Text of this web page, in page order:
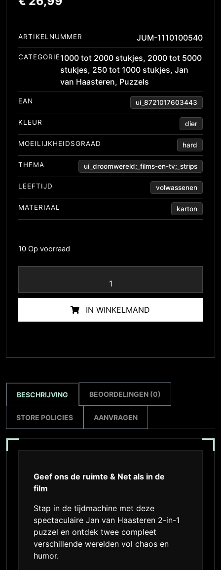
ARTIKELNUMMER JUM-1110100540
CATEGORIE1000 tot 2000 stukjes, 2000 tot 5000
stukjes, 250 tot 1000 stukjes, Jan
van Haasteren, Puzzels
EAN ui_8721017603443
KLEUR dier
MOEILIJKHEIDSGRAAD hard
THEMA ui_droomwereld;_films-en-tv;_strips
LEEFTIJD volwassenen
MATERIAAL karton
10 Op voorraad
IN WINKELMAND
BESCHRIJVING BEOORDELINGEN (0)
STORE POLICIES AANVRAGEN
Geef ons de ruimte & Net als in de
film
Stap in de tijdmachine met deze
spectaculaire Jan van Haasteren 2-in-1
puzzel en ontdek twee compleet
verschillende werelden vol chaos en
humor.